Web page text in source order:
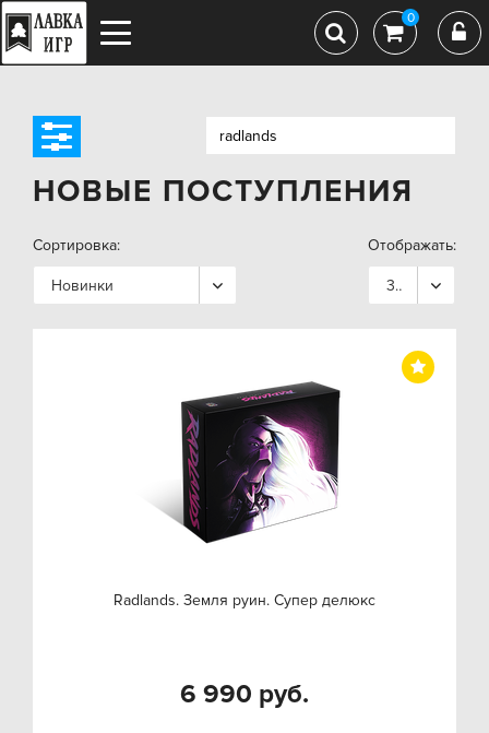
0
НОВЫЕ ПОСТУПЛЕНИЯ
Сортировка:
Новинки
Отображать:
36
Radlands. Земля руин. Супер делюкс
6 990 руб.